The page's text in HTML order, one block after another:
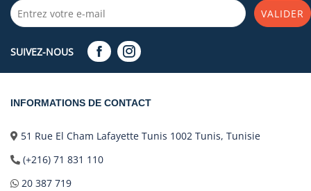
VALIDER
SUIVEZ-NOUS
INFORMATIONS DE CONTACT
51 Rue El Cham Lafayette Tunis 1002 Tunis, Tunisie
(+216) 71 831 110
20 387 719